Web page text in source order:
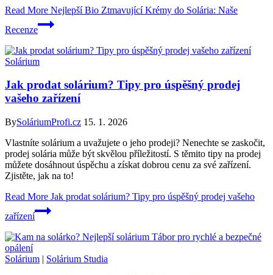
Read More Nejlepší Bio Ztmavující Krémy do Solária: Naše
Recenze
Solárium
Jak prodat solárium? Tipy pro úspěšný prodej
vašeho zařízení
BySoláriumProfi.cz 15. 1. 2026
Vlastníte solárium a uvažujete o jeho prodeji? Nenechte se zaskočit,
prodej solária může být skvělou příležitostí. S těmito tipy na prodej
můžete dosáhnout úspěchu a získat dobrou cenu za své zařízení.
Zjistěte, jak na to!
Read More Jak prodat solárium? Tipy pro úspěšný prodej vašeho
zařízení
Solárium | Solárium Studia